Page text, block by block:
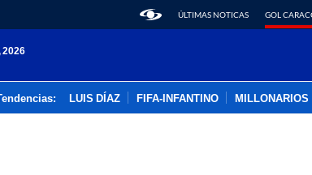
ÚLTIMAS NOTICAS GOL
2026
LUIS DÍAZ FIFA-INFANTINO MILLONARIOS